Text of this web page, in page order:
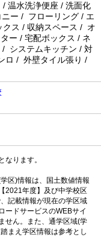
温水洗浄便座 / 洗面化
ー / フローリング / エ
ス / 収納スペース / オ
ー / 宅配ボックス / ネ
/ システムキッチン / 対
ロ / 外壁タイル張り /
ります。
区)情報は、国土数値情報
2021年度】及び中学校区
記載情報が現在の学区域
ードサービスのWEBサイ
せん。また、通学区域(学
まえ学区情報は参考とし